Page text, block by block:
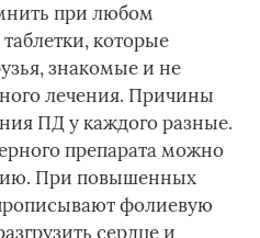
при любом
которые
знакомые и не
лечения. Причины
ПД у каждого разные.
препарата можно
При повышенных
фолиевую
сердце и